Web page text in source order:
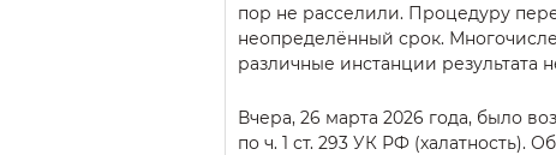
пор не расселили. Процедуру
неопределённый срок.
различные инстанции результата
Вчера, 26 марта 2026 года, было
по ч. 1 ст. 293 УК РФ (халатность).